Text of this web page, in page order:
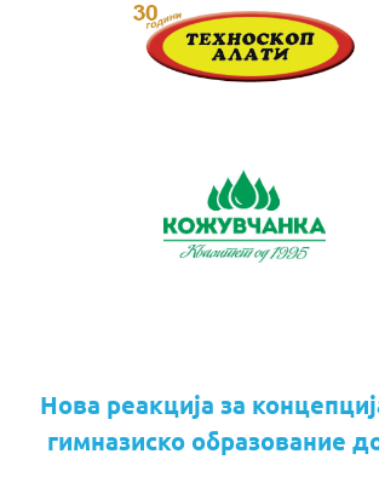
Нова реакција за
гимназиско образование